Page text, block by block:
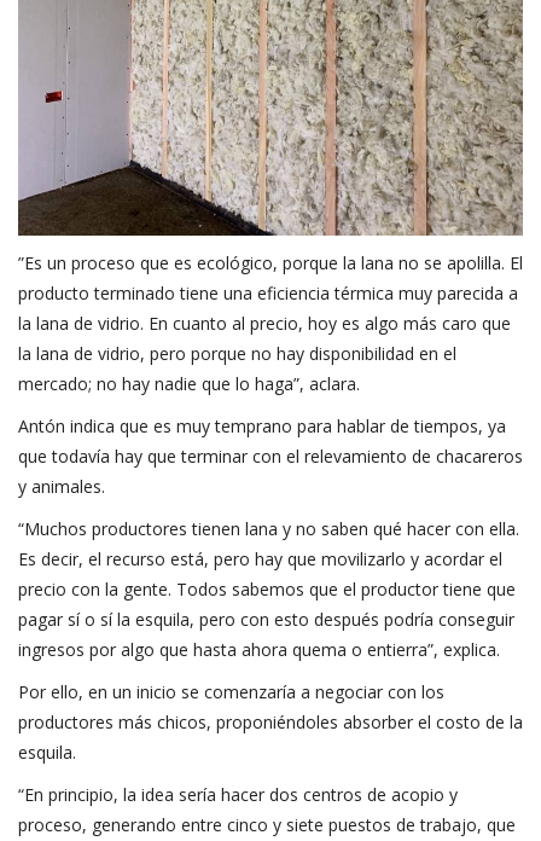
”Es un proceso que es ecológico, porque la lana no se apolilla. El
producto terminado tiene una eficiencia térmica muy parecida a
la lana de vidrio. En cuanto al precio, hoy es algo más caro que
la lana de vidrio, pero porque no hay disponibilidad en el
mercado; no hay nadie que lo haga”, aclara.
Antón indica que es muy temprano para hablar de tiempos, ya
que todavía hay que terminar con el relevamiento de chacareros
y animales.
“Muchos productores tienen lana y no saben qué hacer con ella.
Es decir, el recurso está, pero hay que movilizarlo y acordar el
precio con la gente. Todos sabemos que el productor tiene que
pagar sí o sí la esquila, pero con esto después podría conseguir
ingresos por algo que hasta ahora quema o entierra”, explica.
Por ello, en un inicio se comenzaría a negociar con los
productores más chicos, proponiéndoles absorber el costo de la
esquila.
“En principio, la idea sería hacer dos centros de acopio y
proceso, generando entre cinco y siete puestos de trabajo, que